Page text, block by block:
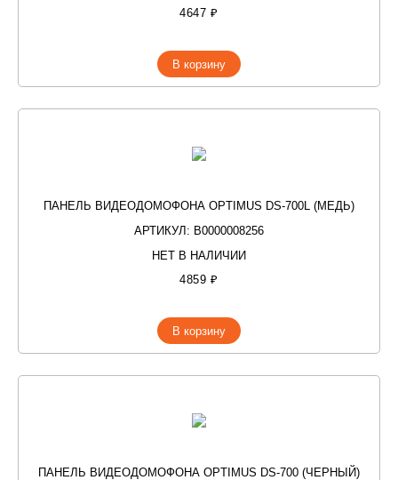
4647 ₽
В корзину
ПАНЕЛЬ ВИДЕОДОМОФОНА OPTIMUS DS-700L (МЕДЬ)
АРТИКУЛ: В0000008256
НЕТ В НАЛИЧИИ
4859 ₽
В корзину
ПАНЕЛЬ ВИДЕОДОМОФОНА OPTIMUS DS-700 (ЧЕРНЫЙ)